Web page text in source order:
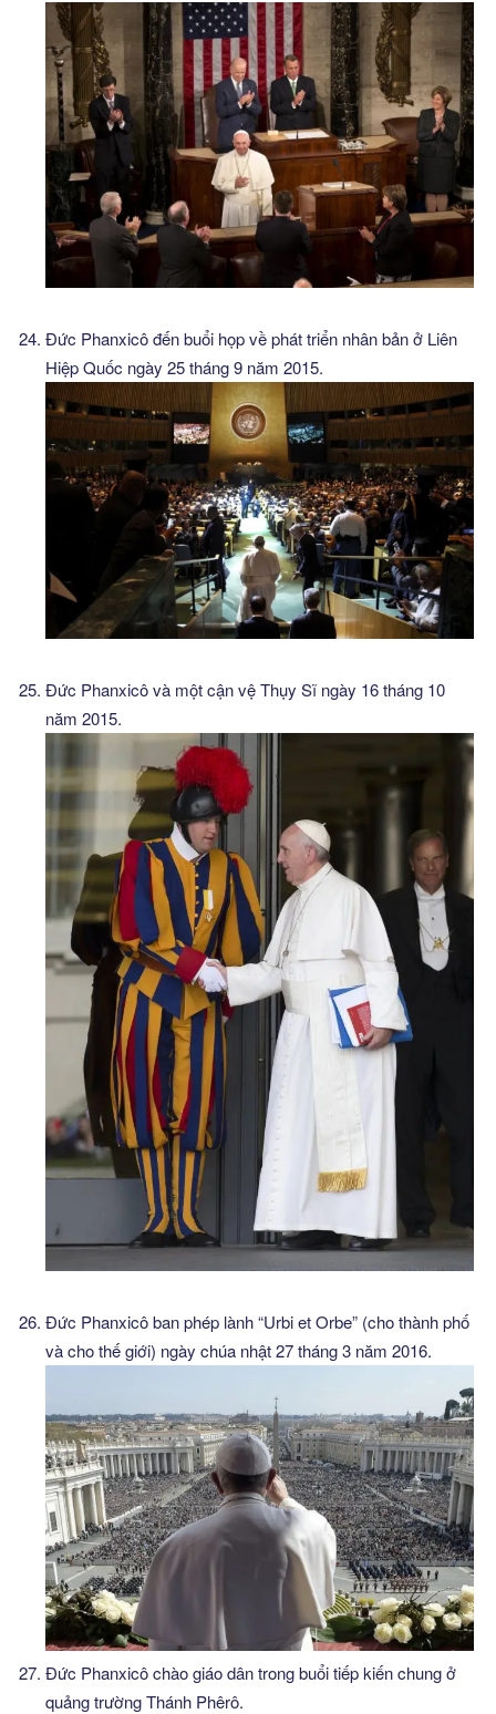
Đức Phanxicô đến buổi họp về phát triển nhân bản ở Liên
Hiệp Quốc ngày 25 tháng 9 năm 2015.
Đức Phanxicô và một cận vệ Thụy Sĩ ngày 16 tháng 10
năm 2015.
Đức Phanxicô ban phép lành “Urbi et Orbe” (cho thành phố
và cho thế giới) ngày chúa nhật 27 tháng 3 năm 2016.
Đức Phanxicô chào giáo dân trong buổi tiếp kiến chung ở
quảng trường Thánh Phêrô.